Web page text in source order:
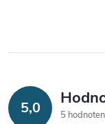
5,0
5